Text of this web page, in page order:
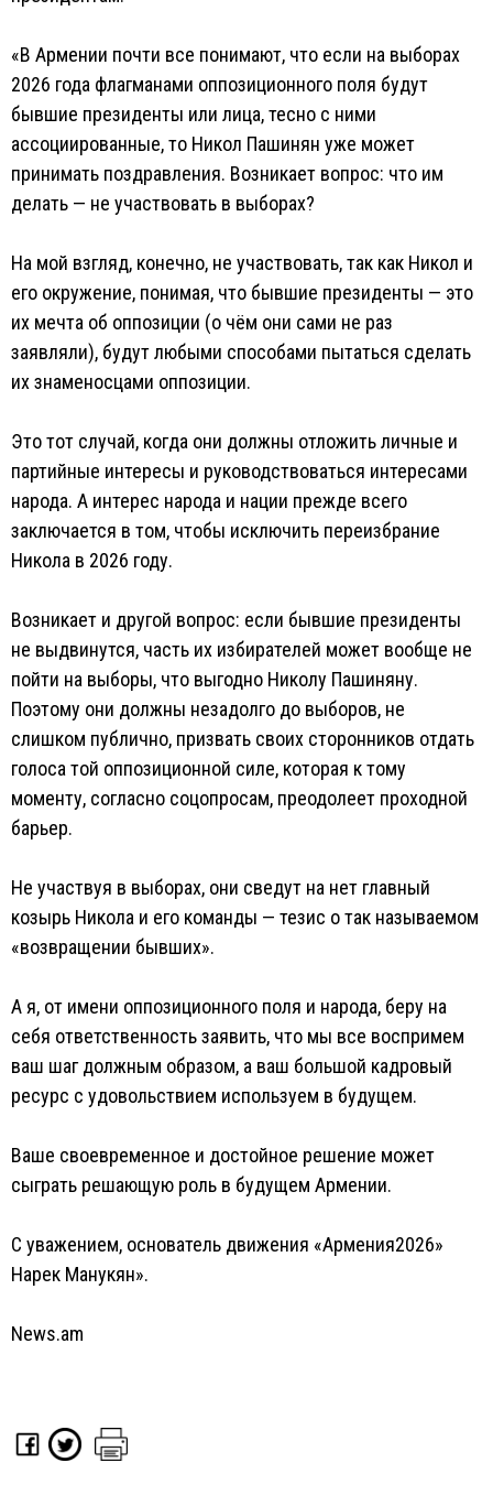
«В Армении почти все понимают, что если на выборах
2026 года флагманами оппозиционного поля будут
бывшие президенты или лица, тесно с ними
ассоциированные, то Никол Пашинян уже может
принимать поздравления. Возникает вопрос: что им
делать — не участвовать в выборах?
На мой взгляд, конечно, не участвовать, так как Никол и
его окружение, понимая, что бывшие президенты — это
их мечта об оппозиции (о чём они сами не раз
заявляли), будут любыми способами пытаться сделать
их знаменосцами оппозиции.
Это тот случай, когда они должны отложить личные и
партийные интересы и руководствоваться интересами
народа. А интерес народа и нации прежде всего
заключается в том, чтобы исключить переизбрание
Никола в 2026 году.
Возникает и другой вопрос: если бывшие президенты
не выдвинутся, часть их избирателей может вообще не
пойти на выборы, что выгодно Николу Пашиняну.
Поэтому они должны незадолго до выборов, не
слишком публично, призвать своих сторонников отдать
голоса той оппозиционной силе, которая к тому
моменту, согласно соцопросам, преодолеет проходной
барьер.
Не участвуя в выборах, они сведут на нет главный
козырь Никола и его команды — тезис о так называемом
«возвращении бывших».
А я, от имени оппозиционного поля и народа, беру на
себя ответственность заявить, что мы все воспримем
ваш шаг должным образом, а ваш большой кадровый
ресурс с удовольствием используем в будущем.
Ваше своевременное и достойное решение может
сыграть решающую роль в будущем Армении.
С уважением, основатель движения «Армения2026»
Нарек Манукян».
News.am